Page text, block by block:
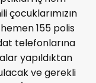
çocuklarımızın
155 polis
telefonlarına
yapıldıktan
ve gerekli